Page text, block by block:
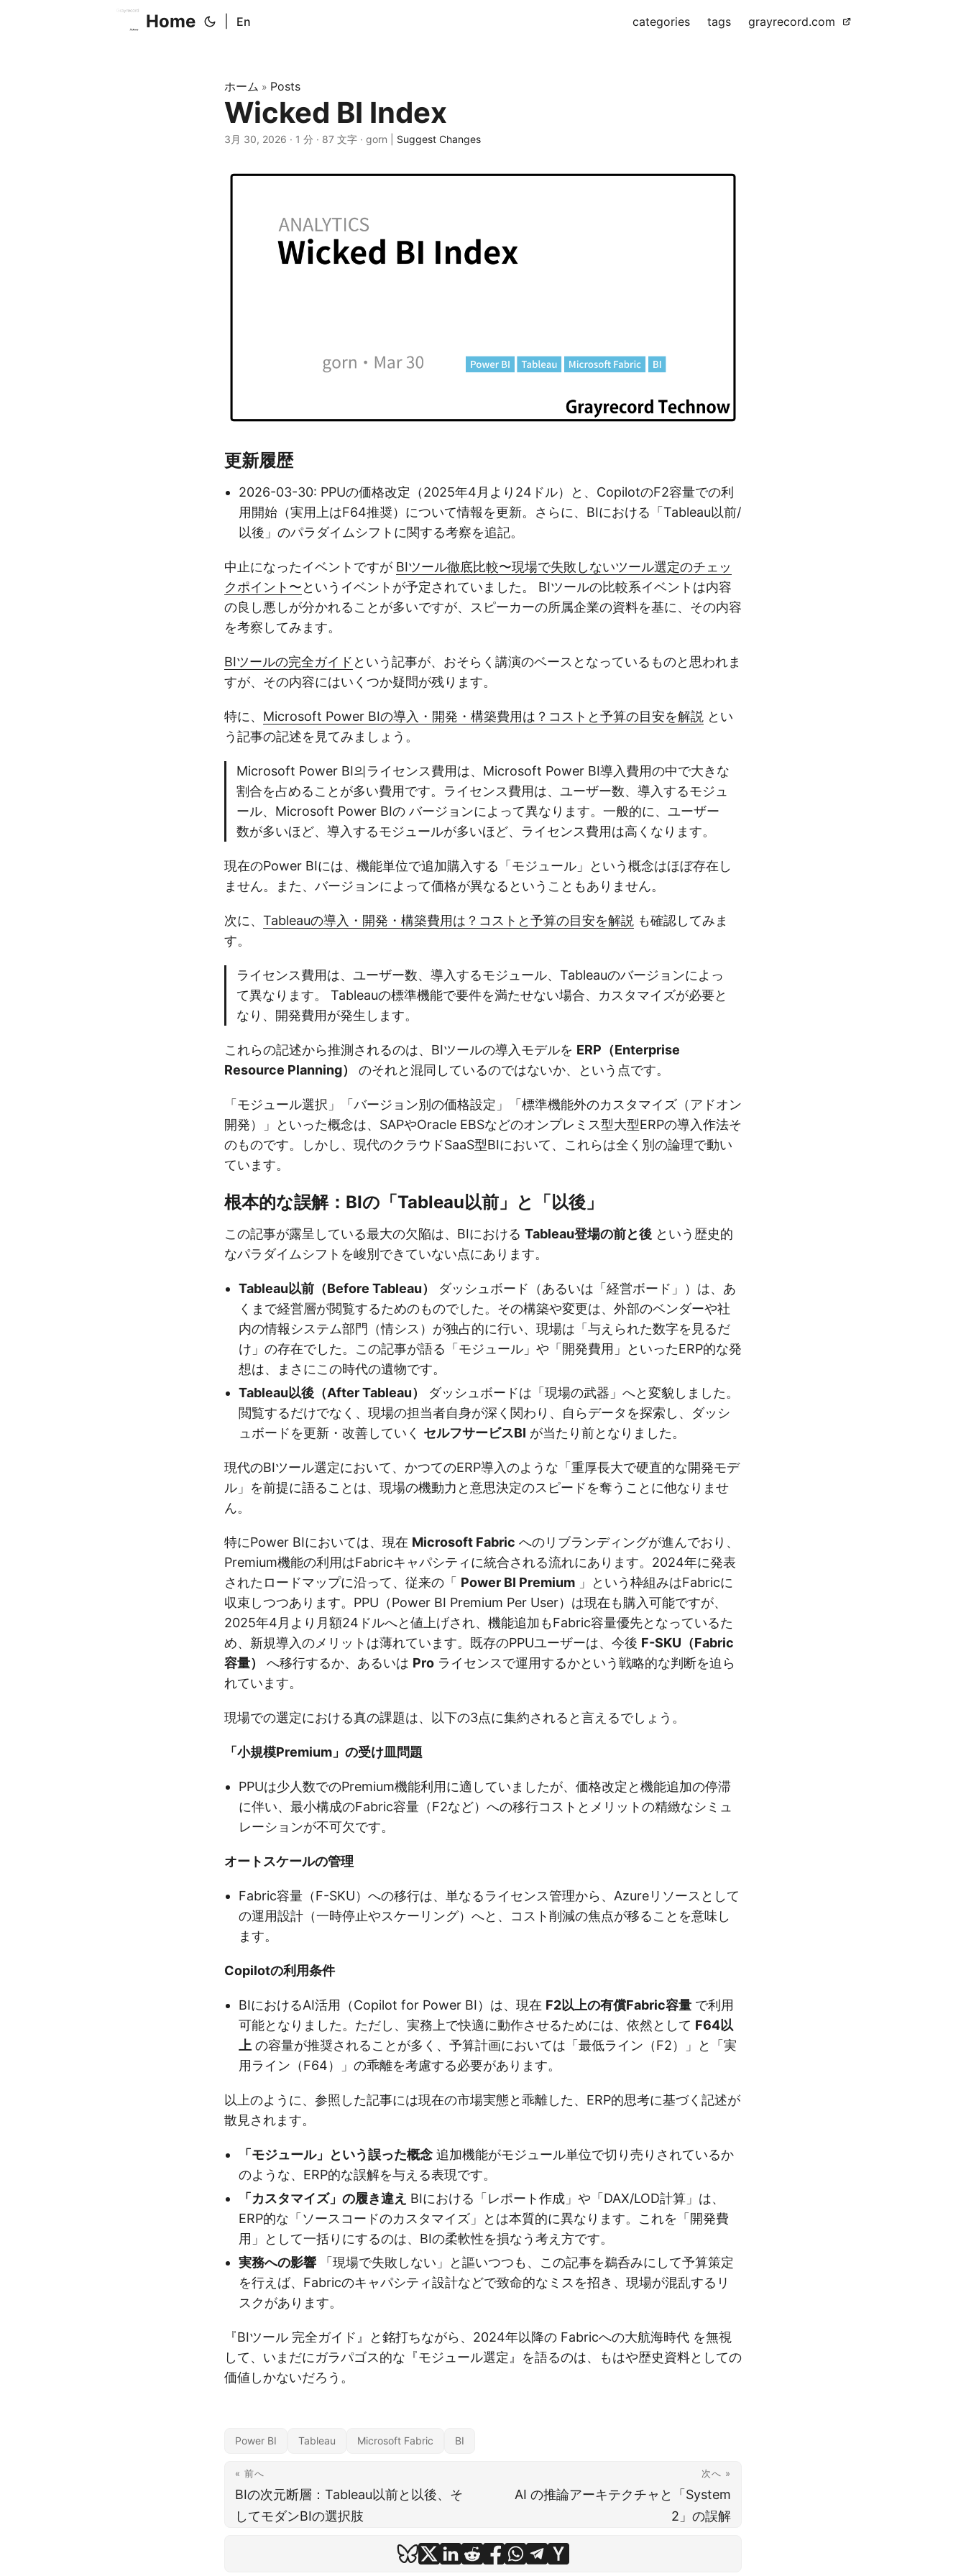
Home En categories tags grayrecord.com
ホーム » Posts
Wicked BI Index
3月 30, 2026 · 1 分 · 87 文字 · gorn | Suggest Changes
更新履歴
2026-03-30: PPUの価格改定（2025年4月より24ドル）と、CopilotのF2容量での利
用開始（実用上はF64推奨）について情報を更新。さらに、BIにおける「Tableau以前/
以後」のパラダイムシフトに関する考察を追記。
中止になったイベントですが BIツール徹底比較〜現場で失敗しないツール選定のチェッ
クポイント〜というイベントが予定されていました。 BIツールの比較系イベントは内容
の良し悪しが分かれることが多いですが、スピーカーの所属企業の資料を基に、その内容
を考察してみます。
BIツールの完全ガイド という記事が、おそらく講演のベースとなっているものと思われま
すが、その内容にはいくつか疑問が残ります。
特に、 Microsoft Power BIの導入・開発・構築費用は？コストと予算の目安を解説 とい
う記事の記述を見てみましょう。
Microsoft Power BI의ライセンス費用は、Microsoft Power BI導入費用の中で大きな
割合を占めることが多い費用です。ライセンス費用は、ユーザー数、導入するモジュ
ール、Microsoft Power BIの バージョンによって異なります。一般的に、ユーザー
数が多いほど、導入するモジュールが多いほど、ライセンス費用は高くなります。
現在のPower BIには、機能単位で追加購入する「モジュール」という概念はほぼ存在し
ません。また、バージョンによって価格が異なるということもありません。
次に、 Tableauの導入・開発・構築費用は？コストと予算の目安を解説 も確認してみま
す。
ライセンス費用は、ユーザー数、導入するモジュール、Tableauのバージョンによっ
て異なります。 Tableauの標準機能で要件を満たせない場合、カスタマイズが必要と
なり、開発費用が発生します。
これらの記述から推測されるのは、BIツールの導入モデルを ERP（Enterprise
Resource Planning）
のそれと混同しているのではないか、という点です。
「モジュール選択」「バージョン別の価格設定」「標準機能外のカスタマイズ（アドオン
開発）」といった概念は、SAPやOracle EBSなどのオンプレミス型大型ERPの導入作法そ
のものです。しかし、現代のクラウドSaaS型BIにおいて、これらは全く別の論理で動い
ています。
根本的な誤解：BIの「Tableau以前」と「以後」
この記事が露呈している最大の欠陥は、BIにおける Tableau登場の前と後 という歴史的
なパラダイムシフトを峻別できていない点にあります。
Tableau以前（Before Tableau）
ダッシュボード（あるいは「経営ボード」）は、あ
くまで経営層が閲覧するためのものでした。その構築や変更は、外部のベンダーや社
内の情報システム部門（情シス）が独占的に行い、現場は「与えられた数字を見るだ
け」の存在でした。この記事が語る「モジュール」や「開発費用」といったERP的な発
想は、まさにこの時代の遺物です。
Tableau以後（After Tableau）
ダッシュボードは「現場の武器」へと変貌しました。
閲覧するだけでなく、現場の担当者自身が深く関わり、自らデータを探索し、ダッシ
ュボードを更新・改善していく セルフサービスBI が当たり前となりました。
現代のBIツール選定において、かつてのERP導入のような「重厚長大で硬直的な開発モデ
ル」を前提に語ることは、現場の機動力と意思決定のスピードを奪うことに他なりませ
ん。
特にPower BIにおいては、現在 Microsoft Fabric へのリブランディングが進んでおり、
Premium機能の利用はFabricキャパシティに統合される流れにあります。2024年に発表
されたロードマップに沿って、従来の「 Power BI Premium 」という枠組みはFabricに
収束しつつあります。PPU（Power BI Premium Per User）は現在も購入可能ですが、
2025年4月より月額24ドルへと値上げされ、機能追加もFabric容量優先となっているた
め、新規導入のメリットは薄れています。既存のPPUユーザーは、今後 F-SKU（Fabric
容量）
へ移行するか、あるいは Pro ライセンスで運用するかという戦略的な判断を迫ら
れています。
現場での選定における真の課題は、以下の3点に集約されると言えるでしょう。
「小規模Premium」の受け皿問題
PPUは少人数でのPremium機能利用に適していましたが、価格改定と機能追加の停滞
に伴い、最小構成のFabric容量（F2など）への移行コストとメリットの精緻なシミュ
レーションが不可欠です。
オートスケールの管理
Fabric容量（F-SKU）への移行は、単なるライセンス管理から、Azureリソースとして
の運用設計（一時停止やスケーリング）へと、コスト削減の焦点が移ることを意味し
ます。
Copilotの利用条件
BIにおけるAI活用（Copilot for Power BI）は、現在 F2以上の有償Fabric容量 で利用
可能となりました。ただし、実務上で快適に動作させるためには、依然として F64以
上 の容量が推奨されることが多く、予算計画においては「最低ライン（F2）」と「実
用ライン（F64）」の乖離を考慮する必要があります。
以上のように、参照した記事には現在の市場実態と乖離した、ERP的思考に基づく記述が
散見されます。
「モジュール」という誤った概念追加機能がモジュール単位で切り売りされているか
のような、ERP的な誤解を与える表現です。
「カスタマイズ」の履き違え BIにおける「レポート作成」や「DAX/LOD計算」は、
ERP的な「ソースコードのカスタマイズ」とは本質的に異なります。これを「開発費
用」として一括りにするのは、BIの柔軟性を損なう考え方です。
実務への影響 「現場で失敗しない」と謳いつつも、この記事を鵜呑みにして予算策定
を行えば、Fabricのキャパシティ設計などで致命的なミスを招き、現場が混乱するリ
スクがあります。
『BIツール 完全ガイド』と銘打ちながら、2024年以降の Fabricへの大航海時代 を無視
して、いまだにガラパゴス的な『モジュール選定』を語るのは、もはや歴史資料としての
価値しかないだろう。
Power BI Tableau Microsoft Fabric BI
« 前へ
BIの次元断層：Tableau以前と以後、そ
してモダンBIの選択肢
次へ »
AI の推論アーキテクチャと「System
2」の誤解